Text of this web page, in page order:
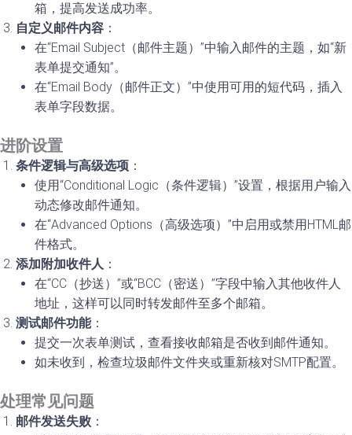
箱，提高发送成功率。
自定义邮件内容 ：
在“Email Subject（邮件主题）”中输入邮件的主题，如“新
表单提交通知”。
在“Email Body（邮件正文）”中使用可用的短代码，插入
表单字段数据。
进阶设置
条件逻辑与高级选项 ：
使用“Conditional Logic（条件逻辑）”设置，根据用户输入
动态修改邮件通知。
在“Advanced Options（高级选项）”中启用或禁用HTML邮
件格式。
添加附加收件人 ：
在“CC（抄送）”或“BCC（密送）”字段中输入其他收件人
地址，这样可以同时转发邮件至多个邮箱。
测试邮件功能：
提交一次表单测试，查看接收邮箱是否收到邮件通知。
如未收到，检查垃圾邮件文件夹或重新核对SMTP配置。
处理常见问题
邮件发送失败 ：